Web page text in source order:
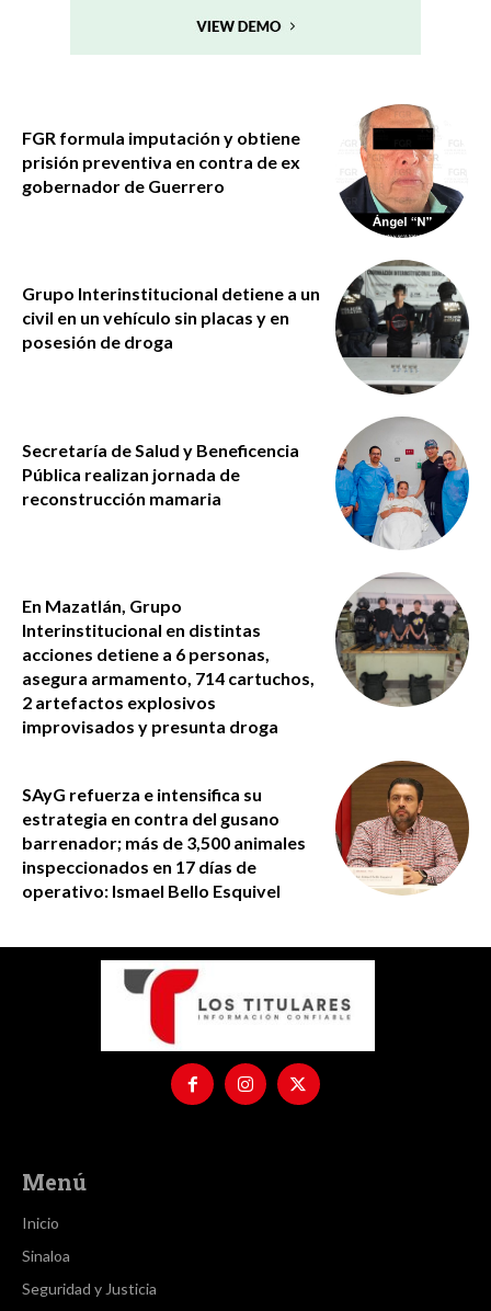
FGR formula imputación y obtiene
prisión preventiva en contra de ex
gobernador de Guerrero
Grupo Interinstitucional detiene a un
civil en un vehículo sin placas y en
posesión de droga
Secretaría de Salud y Beneficencia
Pública realizan jornada de
reconstrucción mamaria
En Mazatlán, Grupo
Interinstitucional en distintas
acciones detiene a 6 personas,
asegura armamento, 714 cartuchos,
2 artefactos explosivos
improvisados y presunta droga
SAyG refuerza e intensifica su
estrategia en contra del gusano
barrenador; más de 3,500 animales
inspeccionados en 17 días de
operativo: Ismael Bello Esquivel
Menú
Inicio
Sinaloa
Seguridad y Justicia